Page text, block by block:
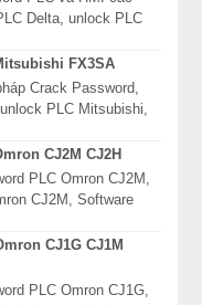
Delta, unlock PLC
FX3SA
Crack Password,
PLC Mitsubishi,
CJ2M CJ2H
PLC Omron CJ2M,
CJ2M, Software
CJ1G CJ1M
PLC Omron CJ1G,